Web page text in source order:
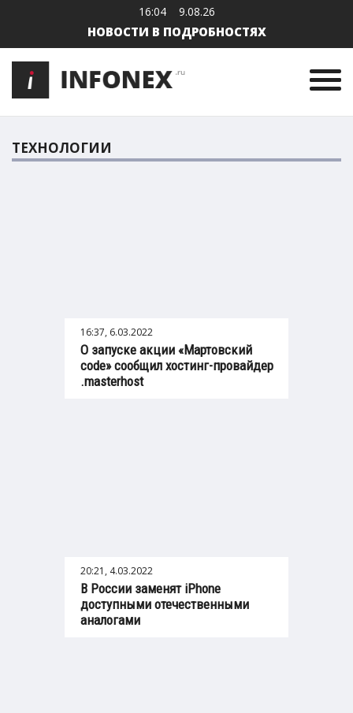
16:04 9.08.26
НОВОСТИ В ПОДРОБНОСТЯХ
ТЕХНОЛОГИИ
16:37, 6.03.2022
О запуске акции «Мартовский
code» сообщил хостинг-провайдер
.masterhost
20:21, 4.03.2022
В России заменят iPhone
доступными отечественными
аналогами